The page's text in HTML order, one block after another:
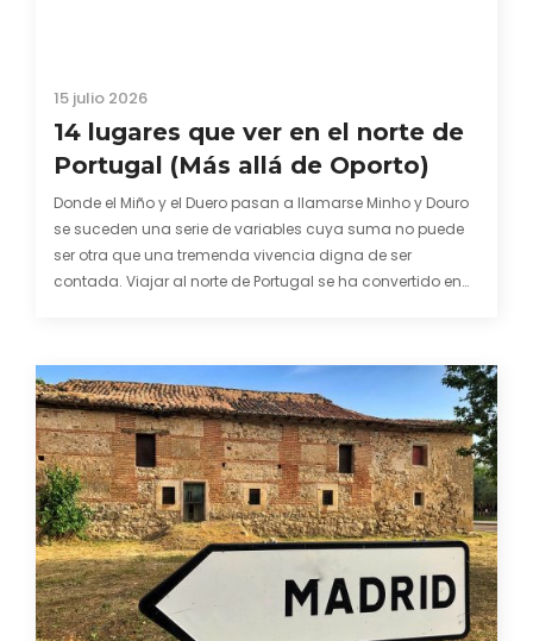
15 julio 2026
14 lugares que ver en el norte de
Portugal (Más allá de Oporto)
Donde el Miño y el Duero pasan a llamarse Minho y Douro
se suceden una serie de variables cuya suma no puede
ser otra que una tremenda vivencia digna de ser
contada. Viajar al norte de Portugal se ha convertido en